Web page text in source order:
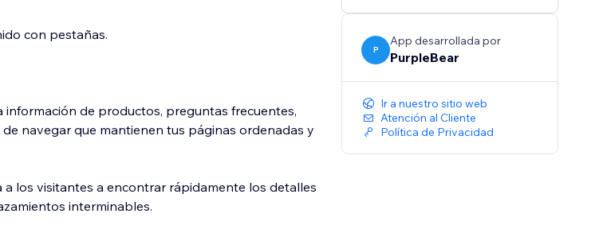
con pestañas.
información de productos, preguntas frecuentes,
navegar que mantienen tus páginas ordenadas y
a los visitantes a encontrar rápidamente los detalles
interminables.
P
App desarrollada por
PurpleBear
Ir a nuestro sitio web
Atención al Cliente
Política de Privacidad